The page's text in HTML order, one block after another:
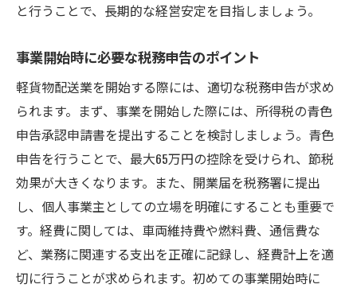
と行うことで、長期的な経営安定を目指しましょう。
事業開始時に必要な税務申告のポイント
軽貨物配送業を開始する際には、適切な税務申告が求め
られます。まず、事業を開始した際には、所得税の青色
申告承認申請書を提出することを検討しましょう。青色
申告を行うことで、最大65万円の控除を受けられ、節税
効果が大きくなります。また、開業届を税務署に提出
し、個人事業主としての立場を明確にすることも重要で
す。経費に関しては、車両維持費や燃料費、通信費な
ど、業務に関連する支出を正確に記録し、経費計上を適
切に行うことが求められます。初めての事業開始時に